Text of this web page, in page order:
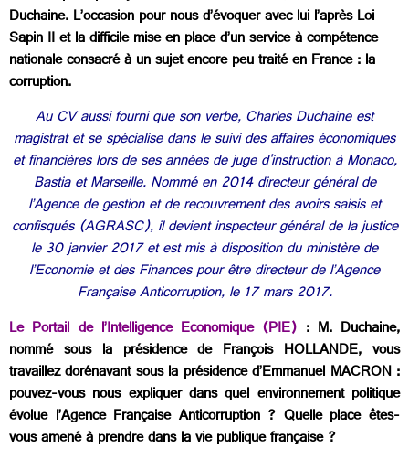
Duchaine. L’occasion pour nous d’évoquer avec lui l’après Loi
Sapin II et la difficile mise en place d’un service à compétence
nationale consacré à un sujet encore peu traité en France : la
corruption.
Au CV aussi fourni que son verbe, Charles Duchaine est
magistrat et se spécialise dans le suivi des affaires économiques
et financières lors de ses années de juge d'instruction à Monaco,
Bastia et Marseille. Nommé en 2014 directeur général de
l’Agence de gestion et de recouvrement des avoirs saisis et
confisqués (AGRASC), il devient inspecteur général de la justice
le 30 janvier 2017 et est mis à disposition du ministère de
l’Economie et des Finances pour être directeur de l’Agence
Française Anticorruption, le 17 mars 2017.
Le Portail de l’Intelligence Economique (PIE) : M. Duchaine,
nommé sous la présidence de François HOLLANDE, vous
travaillez dorénavant sous la présidence d’Emmanuel MACRON :
pouvez-vous nous expliquer dans quel environnement politique
évolue l’Agence Française Anticorruption ? Quelle place êtes-
vous amené à prendre dans la vie publique française ?